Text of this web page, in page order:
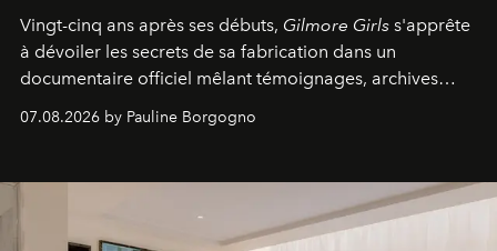
Vingt-cinq ans après ses débuts, Gilmore Girls s'apprête
à dévoiler les secrets de sa fabrication dans un
documentaire officiel mêlant témoignages, archives
inédites et plongée dans les coulisses d'un phénomène
générationnel.
07.08.2026 by Pauline Borgogno